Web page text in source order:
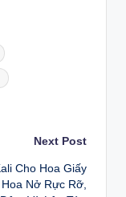
Next Post
Cho Hoa Giấy
Nở Rực Rỡ,